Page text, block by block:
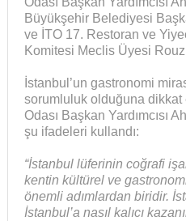
Büyükşehir Belediyesi
ve İTO 17. Restoran ve
Komitesi Meclis Üyesi
İstanbul’un gastronomi
sorumluluk olduğuna dikkat
Odası Başkan Yardımcısı
şu ifadeleri kullandı:
“İstanbul lüferinin coğrafi
kentin kültürel ve
önemli adımlardan biridir.
İstanbul’a nasıl kalıcı